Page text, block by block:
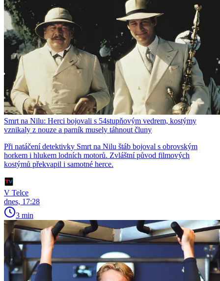
Smrt na Nilu: Herci bojovali s 54stupňovým vedrem, kostýmy
vznikaly z nouze a parník musely táhnout čluny
Při natáčení detektivky Smrt na Nilu štáb bojoval s obrovským
horkem i hlukem lodních motorů. Zvláštní původ filmových
kostýmů překvapil i samotné herce.
V Telce
dnes, 17:28
3 min